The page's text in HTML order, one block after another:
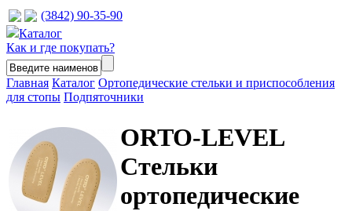
(3842) 90-35-90
Каталог
Как и где покупать?
Главная Каталог Ортопедические стельки и приспособления
для стопы Подпяточники
ORTO-LEVEL
Стельки
ортопедические